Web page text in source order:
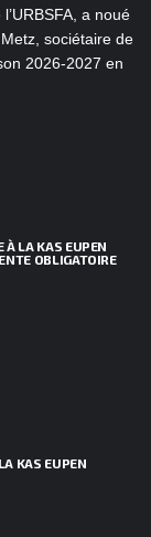
a noué
sociétaire de
2026-2027 en
À LA KAS EUPEN
OBLIGATOIRE
KAS EUPEN